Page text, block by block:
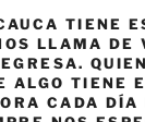
TIENE
LLAMA DE
ALGO TIENE
CADA